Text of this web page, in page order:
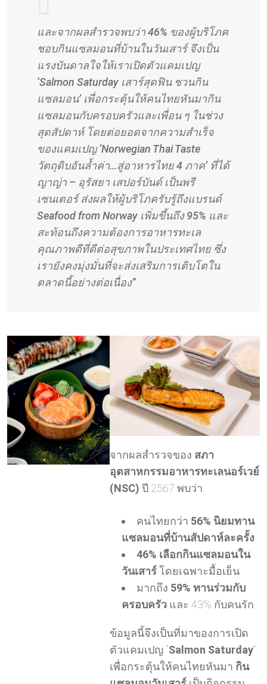
และจากผลสำรวจพบว่า 46% ของผู้บริโภค
ชอบกินแซลมอนที่บ้านในวันเสาร์ จึงเป็น
แรงบันดาลใจให้เราเปิดตัวแคมเปญ
‘Salmon Saturday เสาร์สุดฟิน ชวนกิน
แซลมอน’ เพื่อกระตุ้นให้คนไทยหันมากิน
แซลมอนกับครอบครัวและเพื่อน ๆ ในช่วง
สุดสัปดาห์ โดยต่อยอดจากความสำเร็จ
ของแคมเปญ ‘Norwegian Thai Taste
วัตถุดิบอันล้ำค่า…สู่อาหารไทย 4 ภาค’ ที่ได้
ญาญ่า – อุรัสยา เสปอร์บันด์ เป็นพรี
เซนเตอร์ ส่งผลให้ผู้บริโภครับรู้ถึงแบรนด์
Seafood from Norway เพิ่มขึ้นถึง 95% และ
สะท้อนถึงความต้องการอาหารทะเล
คุณภาพดีที่ดีต่อสุขภาพในประเทศไทย ซึ่ง
เรายังคงมุ่งมั่นที่จะส่งเสริมการเติบโตใน
ตลาดนี้อย่างต่อเนื่อง”
จากผลสำรวจของ สภา
อุตสาหกรรมอาหารทะเลนอร์เวย์
(NSC) ปี 2567 พบว่า:
คนไทยกว่า 56% นิยมทาน
แซลมอนที่บ้านสัปดาห์ละครั้ง
46% เลือกกินแซลมอนใน
วันเสาร์โดยเฉพาะมื้อเย็น
มากถึง 59% ทานร่วมกับ
ครอบครัว และ 43% กับคนรัก
ข้อมูลนี้จึงเป็นที่มาของการเปิด
ตัวแคมเปญ “Salmon Saturday”
เพื่อกระตุ้นให้คนไทยหันมา กิน